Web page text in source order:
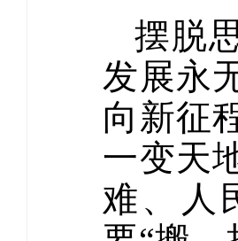
摆脱
发展永
向新征
一变天
难、人